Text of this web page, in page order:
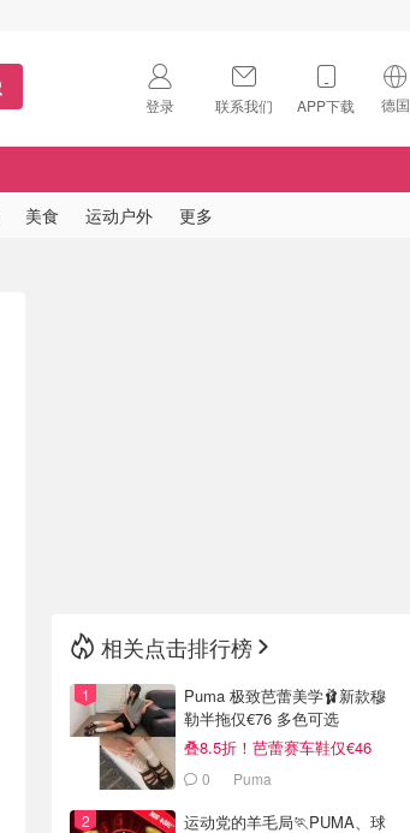
登录 联系我们 APP下载 德国
🇺🇸
美食 运动户外 更多
相关点击排行榜
Puma 极致芭蕾美学🩰新款穆
勒半拖仅€76 多色可选
叠8.5折！芭蕾赛车鞋仅€46
0 Puma
运动党的羊毛局🏃PUMA、球